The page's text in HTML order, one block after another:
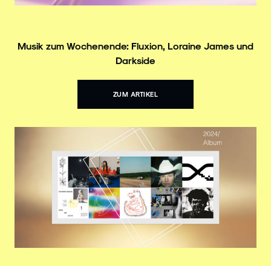
Musik zum Wochenende: Fluxion, Loraine James und
Darkside
ZUM ARTIKEL